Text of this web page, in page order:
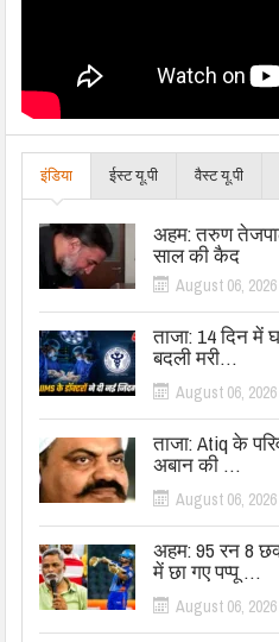
इंडिया ईस्ट यू.पी वैस्ट यू.पी
अहम: तरुण
साल की कैद
August 06, 2026
ताजा: 14 दिन में
बदली मरी…
August 06, 2026
ताजा: Atiq के
अबान की …
August 06, 2026
अहम: 95 रन 8
में छा गए पप्पू …
August 06, 2026